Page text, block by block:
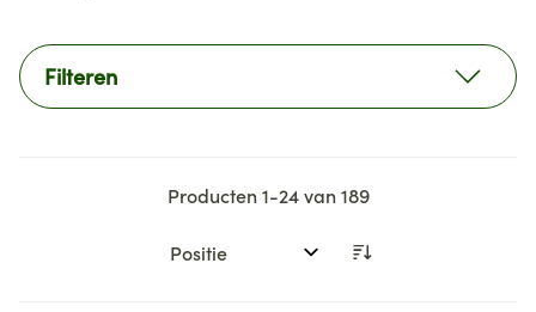
Filteren
Producten1-24van189
Sorteer op: